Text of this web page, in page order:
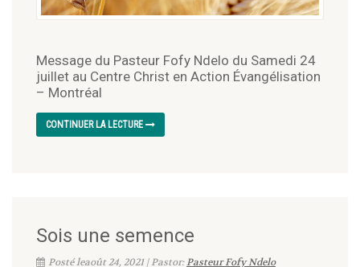
Message du Pasteur Fofy Ndelo du Samedi 24
juillet au Centre Christ en Action Évangélisation
– Montréal
CONTINUER LA LECTURE
Sois une semence
Posté leaoût 24, 2021 | Pastor:Pasteur Fofy Ndelo